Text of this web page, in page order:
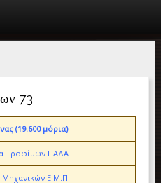
73
(19.600 μόρια)
Τροφίμων ΠΑΔΑ
Μηχανικών Ε.Μ.Π.